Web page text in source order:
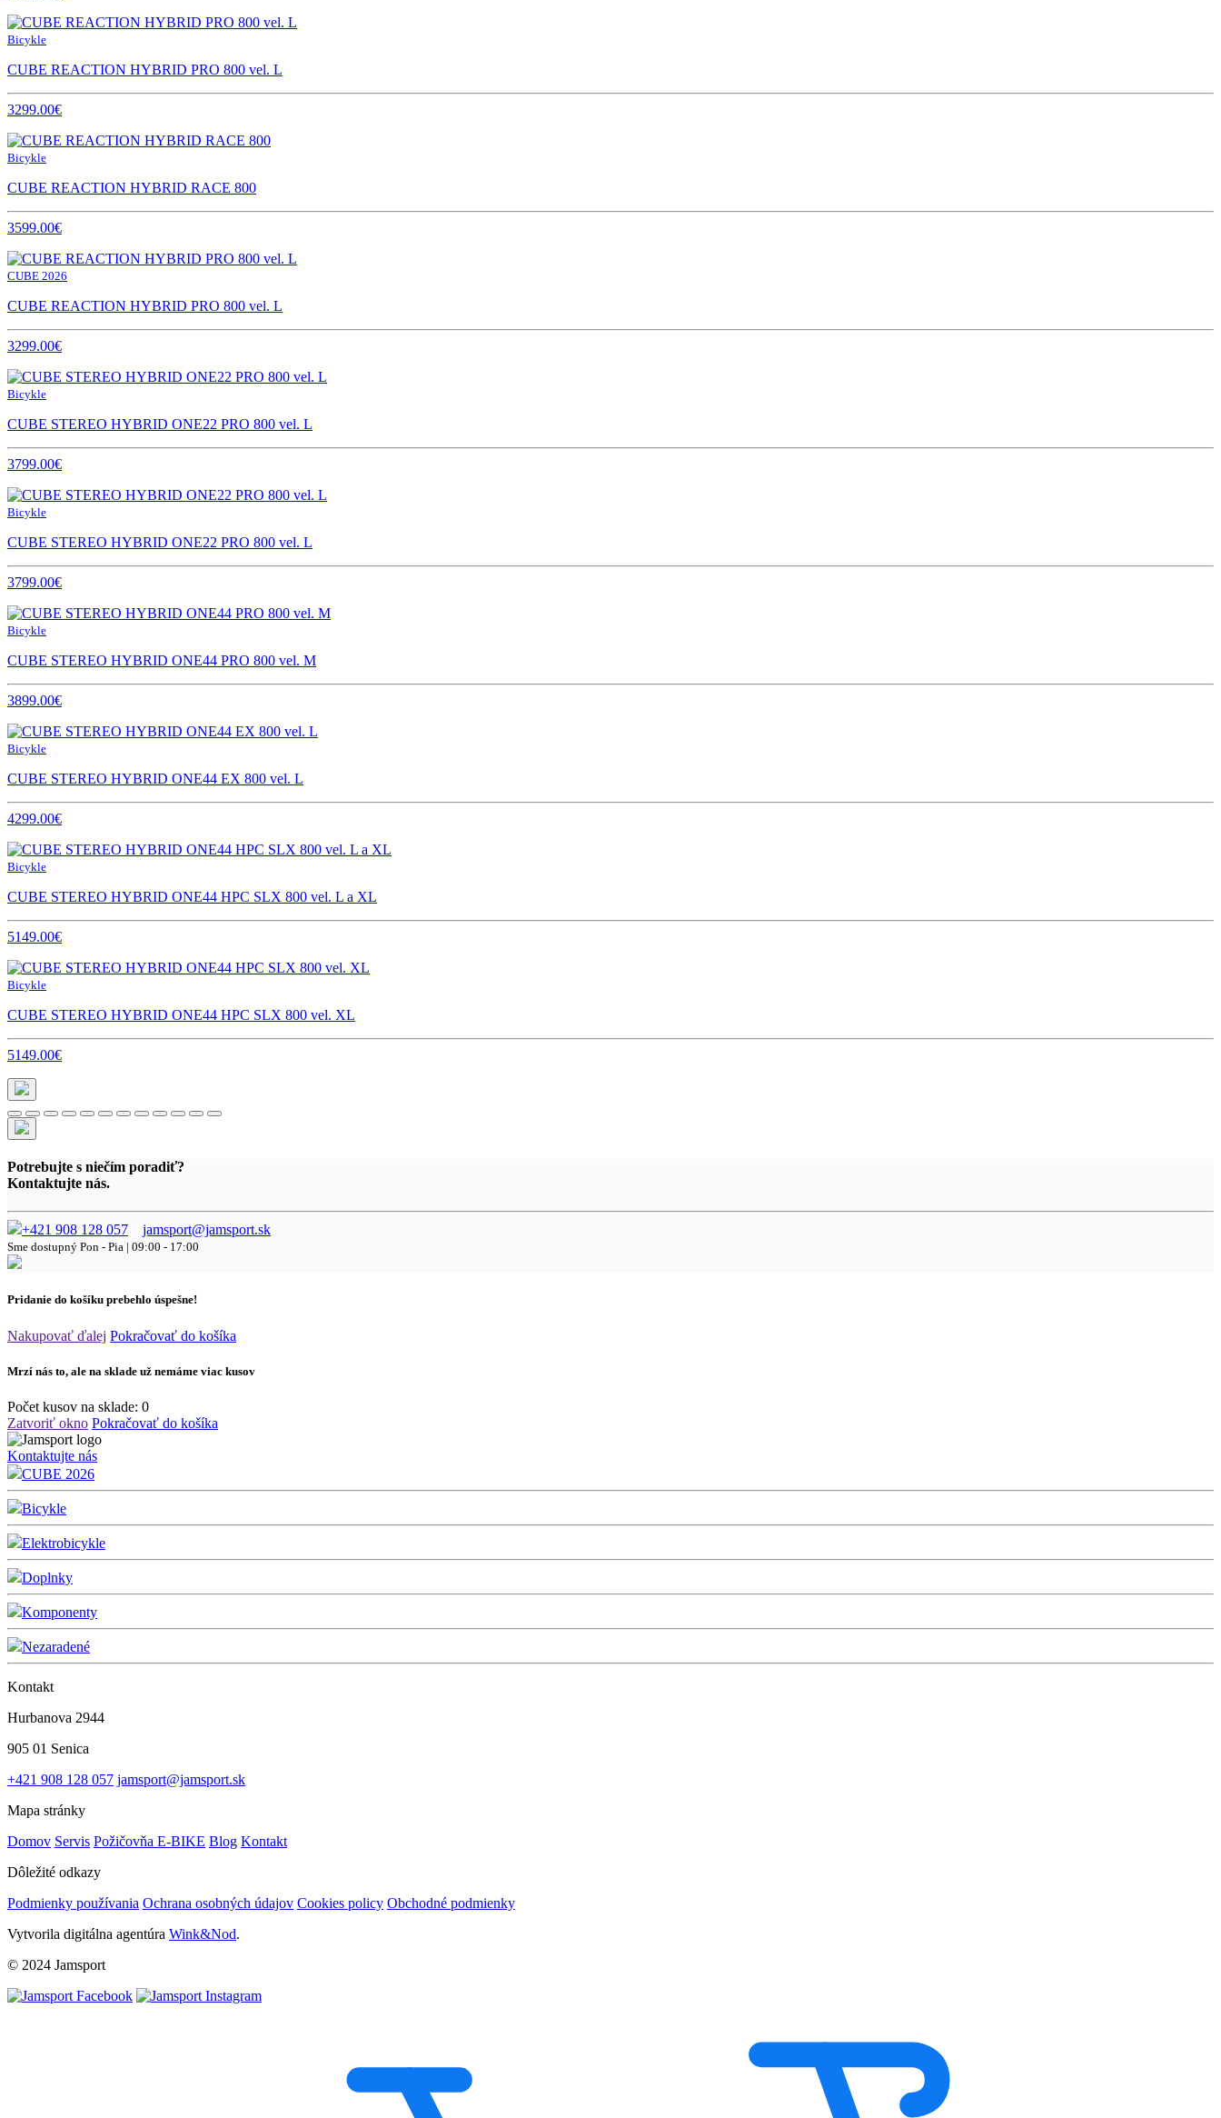
Bicykle
CUBE REACTION HYBRID PRO 800 vel. L
3299.00€
Bicykle
CUBE REACTION HYBRID RACE 800
3599.00€
CUBE 2026
CUBE REACTION HYBRID PRO 800 vel. L
3299.00€
Bicykle
CUBE STEREO HYBRID ONE22 PRO 800 vel. L
3799.00€
Bicykle
CUBE STEREO HYBRID ONE22 PRO 800 vel. L
3799.00€
Bicykle
CUBE STEREO HYBRID ONE44 PRO 800 vel. M
3899.00€
Bicykle
CUBE STEREO HYBRID ONE44 EX 800 vel. L
4299.00€
Bicykle
CUBE STEREO HYBRID ONE44 HPC SLX 800 vel. L a XL
5149.00€
Bicykle
CUBE STEREO HYBRID ONE44 HPC SLX 800 vel. XL
5149.00€
Potrebujte s niečím poradiť?
Kontaktujte nás.
+421 908 128 057 jamsport@jamsport.sk
Sme dostupný Pon - Pia | 09:00 - 17:00
Pridanie do košíku prebehlo úspešne!
Nakupovať ďalej Pokračovať do košíka
Mrzí nás to, ale na sklade už nemáme viac kusov
Počet kusov na sklade: 0
Zatvoriť okno Pokračovať do košíka
Kontaktujte nás
CUBE 2026
Bicykle
Elektrobicykle
Doplnky
Komponenty
Nezaradené
Kontakt
Hurbanova 2944
905 01 Senica
+421 908 128 057 jamsport@jamsport.sk
Mapa stránky
Domov Servis Požičovňa E-BIKE Blog Kontakt
Dôležité odkazy
Podmienky používania Ochrana osobných údajov Cookies policy Obchodné podmienky
Vytvorila digitálna agentúra Wink&Nod.
© 2024 Jamsport